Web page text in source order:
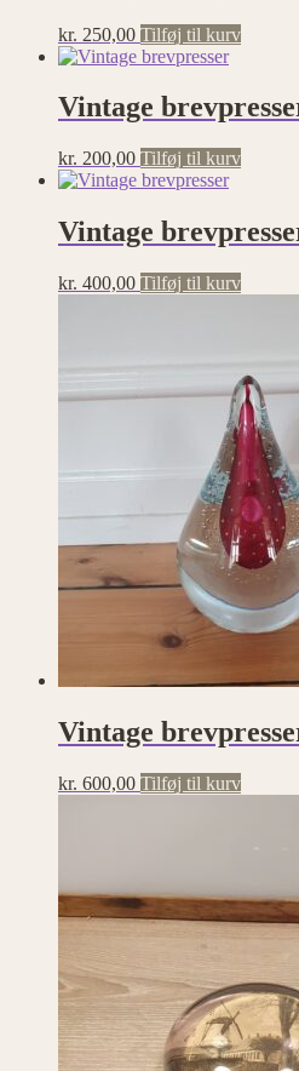
kr. 250,00 Tilføj til kurv
Vintage
kr. 200,00 Tilføj til kurv
Vintage
kr. 400,00 Tilføj til kurv
Vintage
kr. 600,00 Tilføj til kurv